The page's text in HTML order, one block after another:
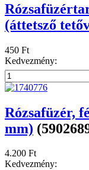
(áttetsző
450 Ft
Kedvezmény:
Rózsafüzér,
mm)
4.200 Ft
Kedvezmény: